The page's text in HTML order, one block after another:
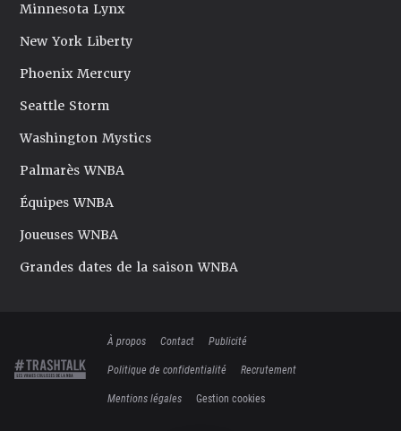
Minnesota Lynx
New York Liberty
Phoenix Mercury
Seattle Storm
Washington Mystics
Palmarès WNBA
Équipes WNBA
Joueuses WNBA
Grandes dates de la saison WNBA
À propos Contact
Publicité
Politique de confidentialité
Recrutement
Mentions légales
Gestion cookies